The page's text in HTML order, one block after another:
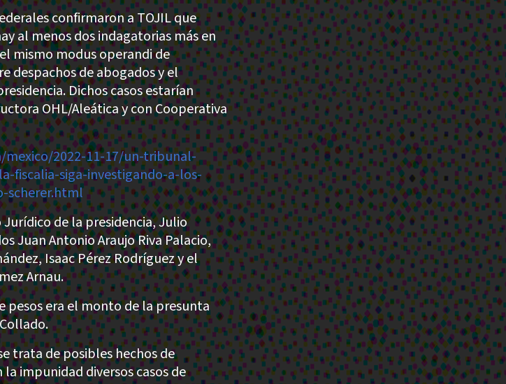
confirmaron a TOJIL que
al menos dos indagatorias más en
mismo modus operandi de
despachos de abogados y el
Dichos casos estarían
OHL/Aleática y con Cooperativa
2022-11-17/un-tribunal-
fiscalia-siga-investigando-a-los-
scherer.html
de la presidencia, Julio
Juan Antonio Araujo Riva Palacio,
Isaac Pérez Rodríguez y el
Arnau.
pesos era el monto de la presunta
trata de posibles hechos de
impunidad diversos casos de